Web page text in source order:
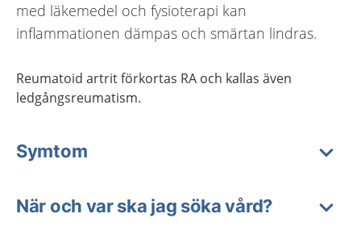
med läkemedel och fysioterapi kan
inflammationen dämpas och smärtan lindras.
Reumatoid artrit förkortas RA och kallas även
ledgångsreumatism.
Symtom
När och var ska jag söka vård?